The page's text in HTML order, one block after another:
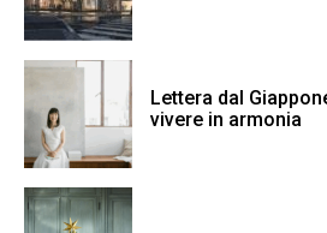
Lettera dal
vivere in armonia